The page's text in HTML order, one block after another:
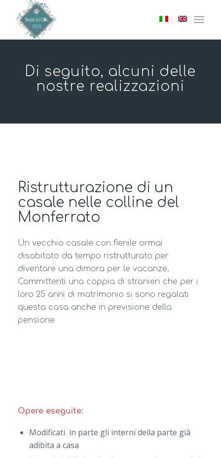
Di seguito, alcuni delle
nostre realizzazioni
Ristrutturazione di un
casale nelle colline del
Monferrato
Un vecchio casale con fienile ormai
disabitato da tempo ristrutturato per
diventare una dimora per le vacanze.
Committenti una coppia di stranieri che per i
loro 25 anni di matrimonio si sono regalati
questa casa anche in previsione della
pensione
Opere eseguite:
Modificati in parte gli interni della parte già
adibita a casa